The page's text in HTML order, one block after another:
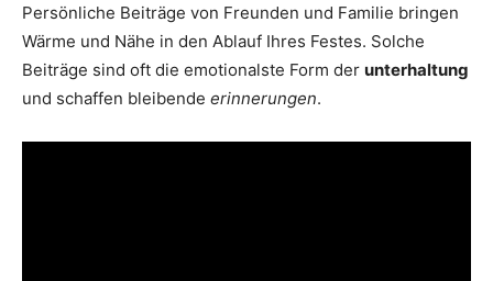
Persönliche Beiträge von Freunden und Familie bringen
Wärme und Nähe in den Ablauf Ihres Festes. Solche
Beiträge sind oft die emotionalste Form der unterhaltung
und schaffen bleibende erinnerungen.